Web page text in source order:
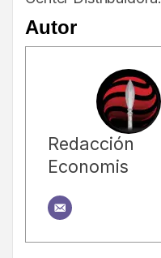
Autor
Redacción
Economis